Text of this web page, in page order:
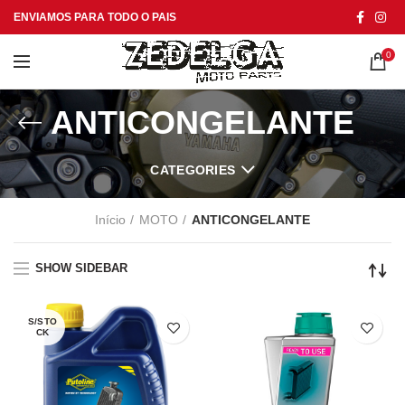
ENVIAMOS PARA TODO O PAIS
0
ANTICONGELANTE
CATEGORIES
Início MOTO ANTICONGELANTE
SHOW SIDEBAR
S/STO
CK